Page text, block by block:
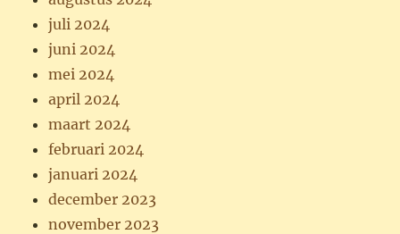
juli 2024
juni 2024
mei 2024
april 2024
maart 2024
februari 2024
januari 2024
december 2023
november 2023